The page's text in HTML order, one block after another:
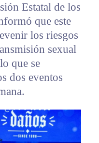
Estatal de los
que este
los riesgos
sexual
que se
dos eventos